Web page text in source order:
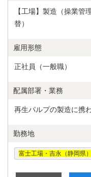
【工場】製造（操業管
替）
雇用形態
正社員（一般職）
配属部署・業務
再生パルプの製造に携
勤務地
富士工場・吉永（静岡県）